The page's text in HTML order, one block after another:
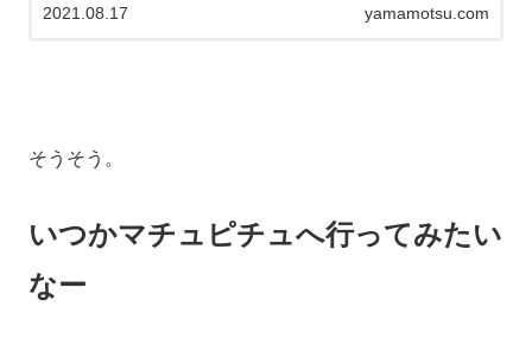
yamamotsu.com
2021.08.17
そうそう。
いつかマチュピチュへ行ってみたい
なー